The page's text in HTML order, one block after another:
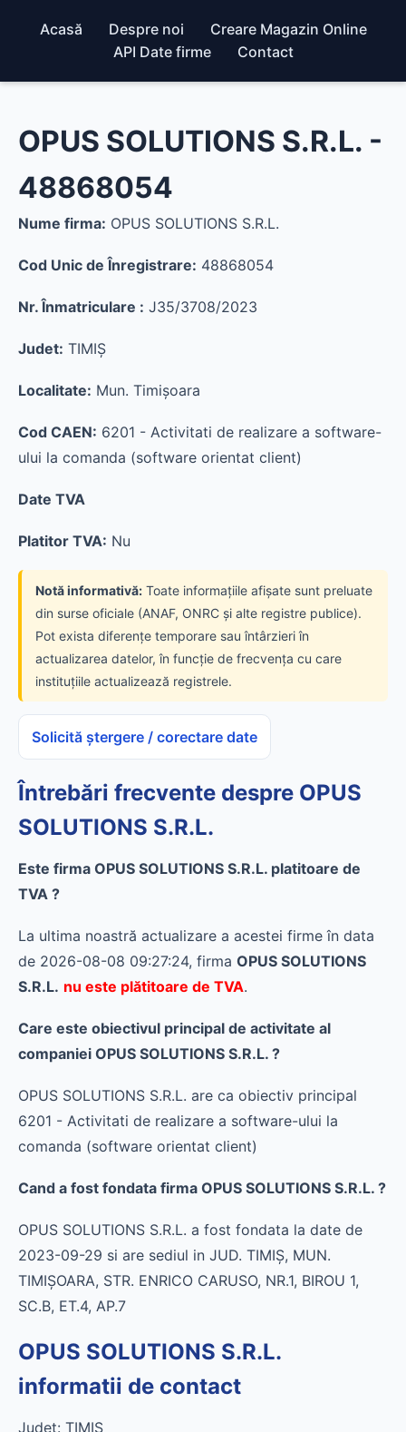
Acasă Despre noi
Creare Magazin Online
API Date firme
Contact
OPUS SOLUTIONS S.R.L. -
48868054
Nume firma: OPUS SOLUTIONS S.R.L.
Cod Unic de Înregistrare: 48868054
Nr. Înmatriculare : J35/3708/2023
Judet: TIMIŞ
Localitate: Mun. Timişoara
Cod CAEN: 6201 - Activitati de realizare a software-
ului la comanda (software orientat client)
Date TVA
Platitor TVA: Nu
Notă informativă: Toate informațiile afișate sunt preluate
din surse oficiale (ANAF, ONRC și alte registre publice).
Pot exista diferențe temporare sau întârzieri în
actualizarea datelor, în funcție de frecvența cu care
instituțiile actualizează registrele.
Solicită ștergere / corectare date
Întrebări frecvente despre OPUS
SOLUTIONS S.R.L.
Este firma OPUS SOLUTIONS S.R.L. platitoare de
TVA ?
La ultima noastră actualizare a acestei firme în data
de 2026-08-08 09:27:24, firma OPUS SOLUTIONS
S.R.L. nu este plătitoare de TVA.
Care este obiectivul principal de activitate al
companiei OPUS SOLUTIONS S.R.L. ?
OPUS SOLUTIONS S.R.L. are ca obiectiv principal
6201 - Activitati de realizare a software-ului la
comanda (software orientat client)
Cand a fost fondata firma OPUS SOLUTIONS S.R.L. ?
OPUS SOLUTIONS S.R.L. a fost fondata la date de
2023-09-29 si are sediul in JUD. TIMIŞ, MUN.
TIMIŞOARA, STR. ENRICO CARUSO, NR.1, BIROU 1,
SC.B, ET.4, AP.7
OPUS SOLUTIONS S.R.L.
informatii de contact
Judet: TIMIŞ